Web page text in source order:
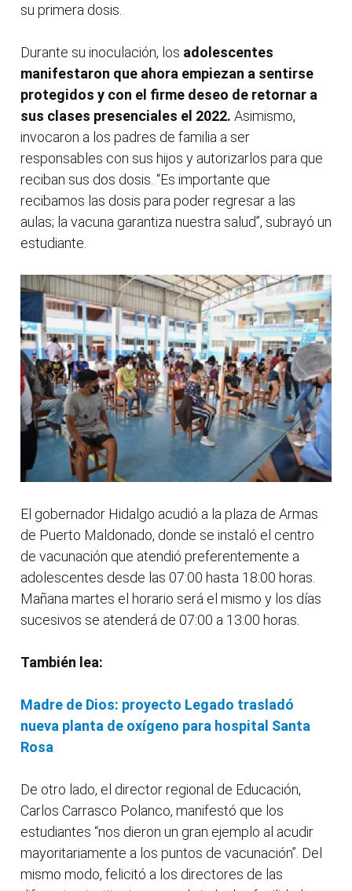
su primera dosis.
Durante su inoculación, los adolescentes
manifestaron que ahora empiezan a sentirse
protegidos y con el firme deseo de retornar a
sus clases presenciales el 2022. Asimismo,
invocaron a los padres de familia a ser
responsables con sus hijos y autorizarlos para que
reciban sus dos dosis. “Es importante que
recibamos las dosis para poder regresar a las
aulas; la vacuna garantiza nuestra salud”, subrayó un
estudiante.
El gobernador Hidalgo acudió a la plaza de Armas
de Puerto Maldonado, donde se instaló el centro
de vacunación que atendió preferentemente a
adolescentes desde las 07:00 hasta 18:00 horas.
Mañana martes el horario será el mismo y los días
sucesivos se atenderá de 07:00 a 13:00 horas.
También lea:
Madre de Dios: proyecto Legado trasladó
nueva planta de oxígeno para hospital Santa
Rosa
De otro lado, el director regional de Educación,
Carlos Carrasco Polanco, manifestó que los
estudiantes “nos dieron un gran ejemplo al acudir
mayoritariamente a los puntos de vacunación”. Del
mismo modo, felicitó a los directores de las